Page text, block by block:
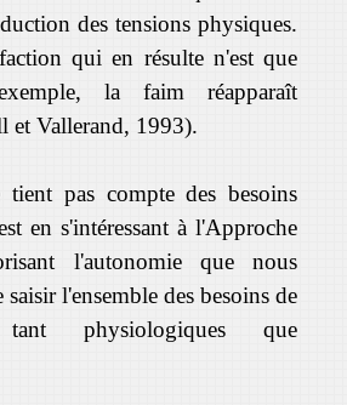
des tensions physiques.
qui en résulte n'est que
la faim réapparaît
Vallerand, 1993).
pas compte des besoins
en s'intéressant à l'Approche
l'autonomie que nous
saisir l'ensemble des besoins de
physiologiques que